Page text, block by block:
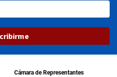
Cámara de Representantes